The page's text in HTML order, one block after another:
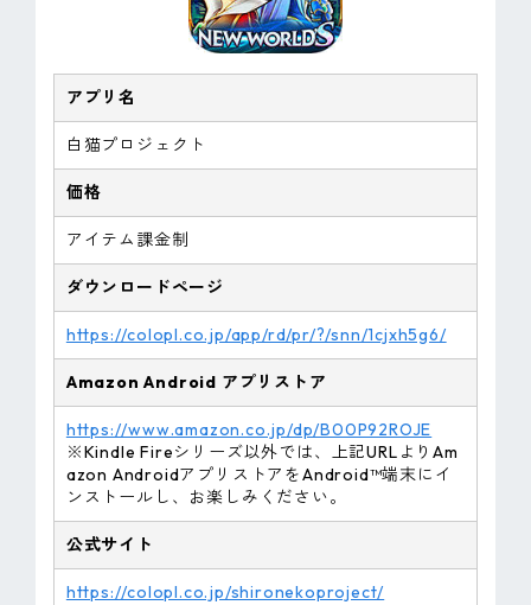
アプリ名
白猫プロジェクト
価格
アイテム課金制
ダウンロードページ
https://colopl.co.jp/app/rd/pr/?/snn/1cjxh5g6/
AmazonAndroid アプリストア
https://www.amazon.co.jp/dp/B00P92ROJE
※Kindle Fireシリーズ以外では、上記URLよりAm
azon AndroidアプリストアをAndroid™端末にイ
ンストールし、お楽しみください。
公式サイト
https://colopl.co.jp/shironekoproject/